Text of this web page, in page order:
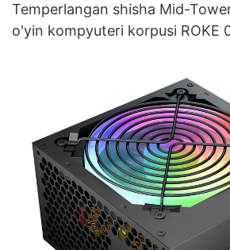
Temperlangan shisha Mid-
o'yin kompyuteri korpusi ROKE